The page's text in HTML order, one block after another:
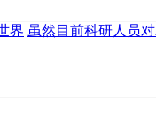
界 虽然目前科研人员